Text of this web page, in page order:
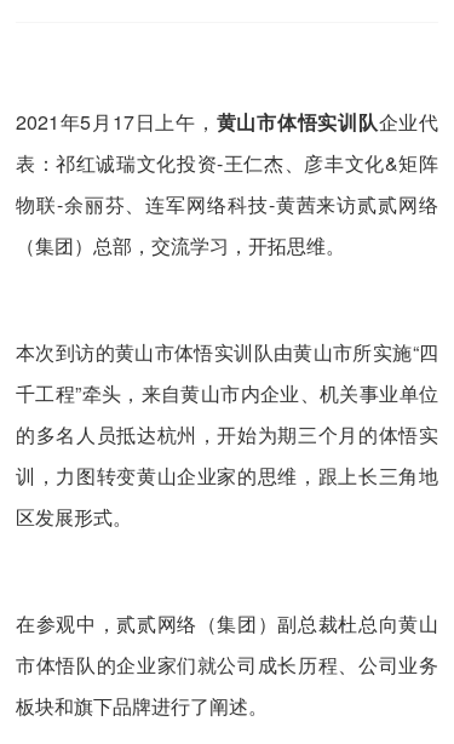
2021年5月17日上午， 黄山市体悟实训队企业代
表：祁红诚瑞文化投资-王仁杰、彦丰文化&矩阵
物联-余丽芬、连军网络科技-黄茜来访贰贰网络
（集团）总部，交流学习，开拓思维。
本次到访的黄山市体悟实训队由黄山市所实施“四
千工程”牵头，来自黄山市内企业、机关事业单位
的多名人员抵达杭州，开始为期三个月的体悟实
训，力图转变黄山企业家的思维，跟上长三角地
区发展形式。
在参观中，贰贰网络（集团）副总裁杜总向黄山
市体悟队的企业家们就公司成长历程、公司业务
板块和旗下品牌进行了阐述。